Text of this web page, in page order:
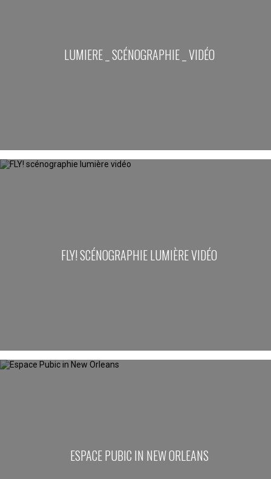
LUMIERE _ SCÉNOGRAPHIE _ VIDÉO
FLY! SCÉNOGRAPHIE LUMIÈRE VIDÉO
ESPACE PUBIC IN NEW ORLEANS